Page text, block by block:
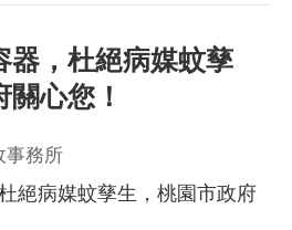
器，杜絕病媒蚊孳
心您！
事務所
絕病媒蚊孳生，桃園市政府